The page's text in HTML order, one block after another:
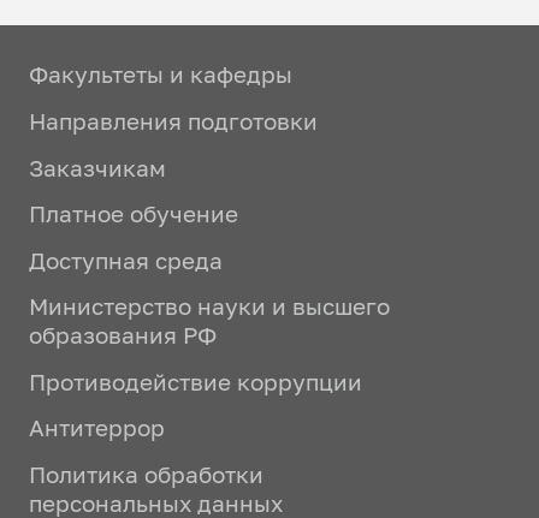
Факультеты и кафедры
Направления подготовки
Заказчикам
Платное обучение
Доступная среда
Министерство науки и высшего
образования РФ
Противодействие коррупции
Антитеррор
Политика обработки
персональных данных